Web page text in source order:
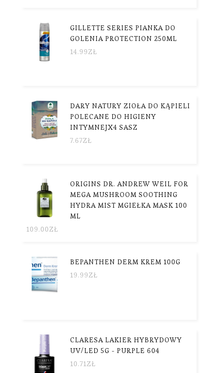
GILLETTE SERIES PIANKA DO
GOLENIA PROTECTION 250ML
14.99ZŁ
DARY NATURY ZIOŁA DO KĄPIELI
POLECANE DO HIGIENY
INTYMNEJX4 SASZ
7.67ZŁ
ORIGINS DR. ANDREW WEIL FOR
MEGA MUSHROOM SOOTHING
HYDRA MIST MGIEŁKA MASK 100
ML
109.00ZŁ
BEPANTHEN DERM KREM 100G
19.99ZŁ
CLARESA LAKIER HYBRYDOWY
UV/LED 5G - PURPLE 604
10.71 ZŁ